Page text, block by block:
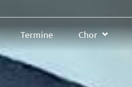
Termine Chor